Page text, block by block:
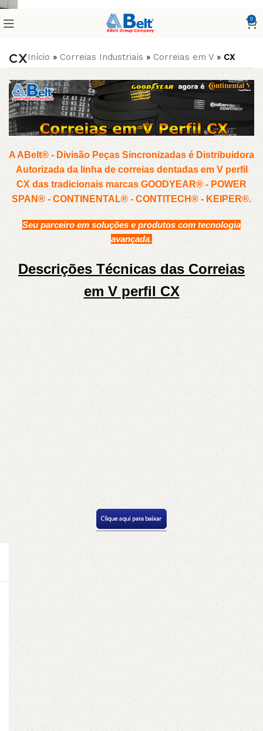
0
CXInício » Correias Industriais » Correias em V » CX
A ABelt® - Divisão Peças Sincronizadas é Distribuidora
Autorizada da linha de correias dentadas em V perfil
CX das tradicionais marcas GOODYEAR® - POWER
SPAN® - CONTINENTAL® - CONTITECH® - KEIPER®.
Seu parceiro em soluções e produtos com tecnologia
avançada.
Descrições Técnicas das Correias
em V perfil CX